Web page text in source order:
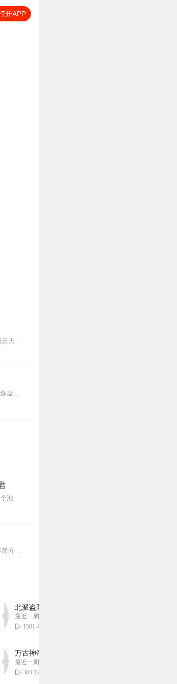
开APP
新品上架限时免费中：【新品限免】九星之主｜热血玄幻＆搞笑｜云天河多人有声剧爆款爽听：医妃独步天下|云天河/风泠/半坛醋（古言多人剧）更有不定时福利哦~【内容简介...
内容简介【黑暗文反派流封神之作】人是万物之灵，蛊是天地真精。一个穿越者不断重生的故事。一个养蛊、炼蛊、用蛊的奇特世界。配音组（男角色）老宝玉旁白...
【冒泡有奖】听说杨千幻那厮要与我一较高下，我许七安要开始装叉了！快进入声音播放页戳下方输入框，冒个泡偷偷告诉我，我要用哪些诗词才能胜过他？说得好的，有赏！202...
点击收听老道爆笑捉鬼新书《阴曹小驸马》上架，继续捉鬼之旅，中午12点准时更新3集，快来收听呀~【内容简介】血月当空，魔界入侵。在这个人杀人，甚至人不是人的世界之...
北派盗墓笔记丨头陀渊出品丨悬疑灵异丨摸金校尉
最近一周更新
1501.48万
万古神帝丨玄幻丨热血丨紫襟团队演播丨多人有声
最近一周更新
303.12万